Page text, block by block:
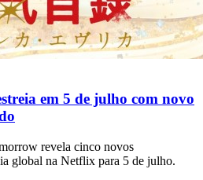
em 5 de julho com novo
revela cinco novos
global na Netflix para 5 de julho.